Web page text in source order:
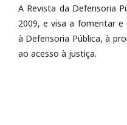
A Revista da Defensoria
2009, e visa a fomentar
à Defensoria Pública, à
ao acesso à justiça.